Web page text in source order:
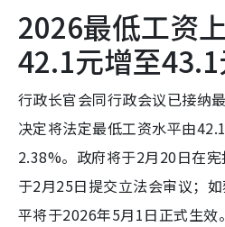
2026最低工资
42.1元增至
行政长官会同行政会议已接纳
决定将法定最低工资水平由
2.38%。政府将于2月20日在
于2月25日提交立法会审议；
平将于2026年5月1日正式生效。